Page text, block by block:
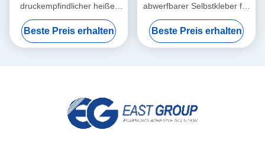
druckempfindlicher heißer
Kleber selbstklebende
Aufkleber PSA heiße
Schmelzschmelz
Beste Preis erhalten
abwerfbarer Selbstkleber für
Dekorations-Papier der
Wand-3d
Beste Preis erhalten